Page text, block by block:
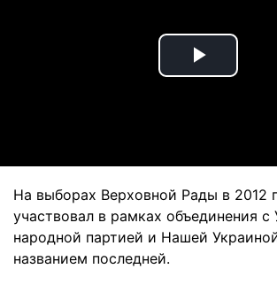
Play
На выборах Верховной Рады в 2012
участвовал в рамках объединения с
народной партией и Нашей
названием последней.